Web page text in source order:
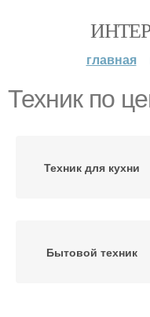
главная
Техник по
Техник для кухни
Бытовой техник